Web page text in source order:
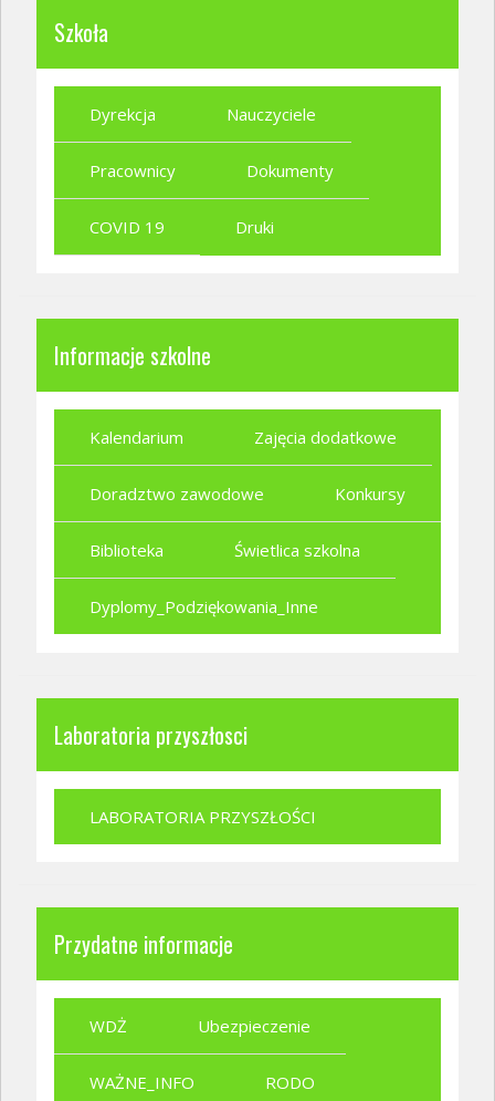
Szkoła
Dyrekcja Nauczyciele
Pracownicy Dokumenty
COVID 19 Druki
Informacje szkolne
Kalendarium Zajęcia dodatkowe
Doradztwo zawodowe Konkursy
Biblioteka Świetlica szkolna
Dyplomy_Podziękowania_Inne
Laboratoria przyszłosci
LABORATORIA PRZYSZŁOŚCI
Przydatne informacje
WDŻ Ubezpieczenie
WAŻNE_INFO RODO